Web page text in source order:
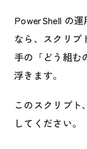
PowerShell の
なら、スクリプ
手の「どう組む
浮きます。
このスクリプト、
してください。